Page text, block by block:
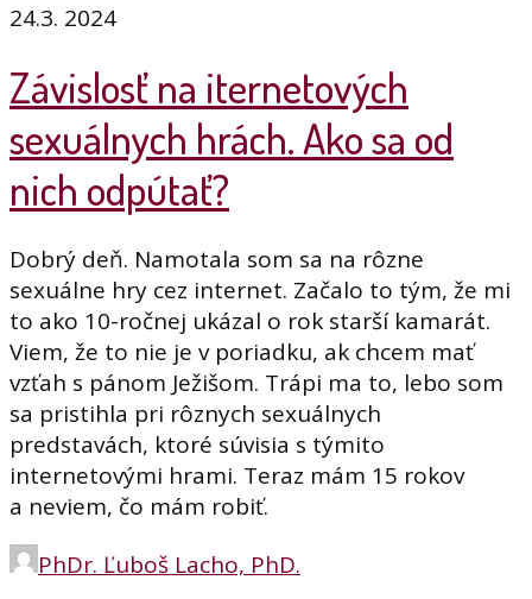
24.3. 2024
Závislosť na iternetových
sexuálnych hrách. Ako sa od
nich odpútať?
Dobrý deň. Namotala som sa na rôzne
sexuálne hry cez internet. Začalo to tým, že mi
to ako 10-ročnej ukázal o rok starší kamarát.
Viem, že to nie je v poriadku, ak chcem mať
vzťah s pánom Ježišom. Trápi ma to, lebo som
sa pristihla pri rôznych sexuálnych
predstavách, ktoré súvisia s týmito
internetovými hrami. Teraz mám 15 rokov
a neviem, čo mám robiť.
PhDr. Ľuboš Lacho, PhD.